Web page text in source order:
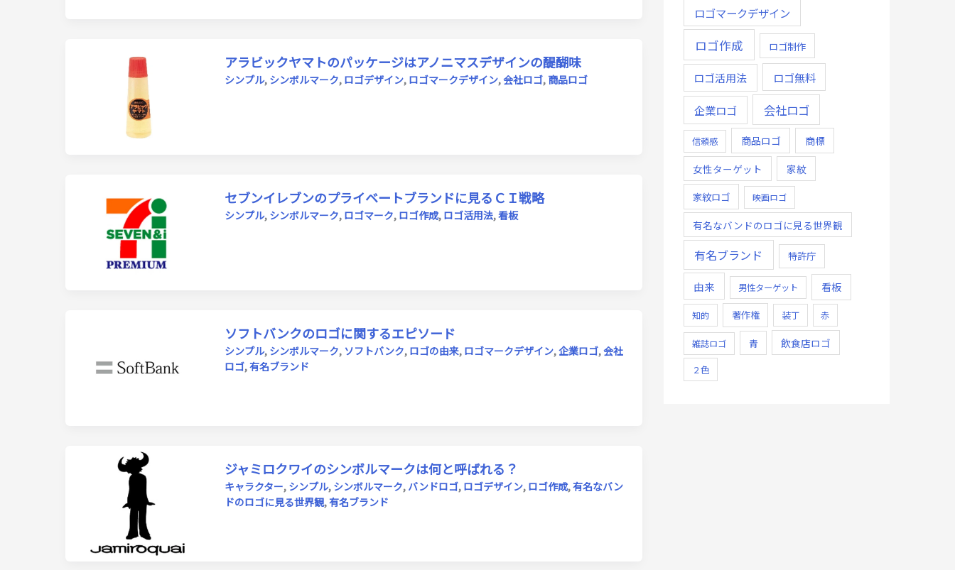
アラビックヤマトのパッケージはアノニマスデザインの醍醐味
シンプル, シンボルマーク, ロゴデザイン, ロゴマークデザイン,会社ロゴ, 商品ロゴ
セブンイレブンのプライベートブランドに見るＣＩ戦略
シンプル, シンボルマーク, ロゴマーク, ロゴ作成, ロゴ活用法,看板
ソフトバンクのロゴに関するエピソード
シンプル, シンボルマーク, ソフトバンク, ロゴの由来, ロゴマークデザイン,企業ロゴ,会社
ロゴ,有名ブランド
ジャミロクワイのシンボルマークは何と呼ばれる？
キャラクター, シンプル, シンボルマーク, バンドロゴ, ロゴデザイン, ロゴ作成,有名なバン
ドのロゴに見る世界観,有名ブランド
ロゴマークデザイン
ロゴ作成 ロゴ制作
ロゴ活用法 ロゴ無料
企業ロゴ 会社ロゴ
信頼感 商品ロゴ
商標
女性ターゲット
家紋
家紋ロゴ
映画ロゴ
有名なバンドのロゴに見る世界観
有名ブランド 特許庁
由来 男性ターゲット 看板
知的 著作権 装丁 赤
雑誌ロゴ 青 飲食店ロゴ
２色